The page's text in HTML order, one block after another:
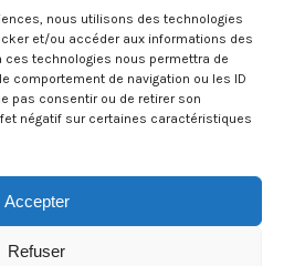
nous utilisons des technologies
et/ou accéder aux informations des
ces technologies nous permettra de
comportement de navigation ou les ID
pas consentir ou de retirer son
négatif sur certaines caractéristiques
Accepter
Refuser
Orchestra feat.
– 14/07/2019
31 JUIL 2019 LAURENT S
Ici Photos: © Laurent
Blues Festival (Cahors,